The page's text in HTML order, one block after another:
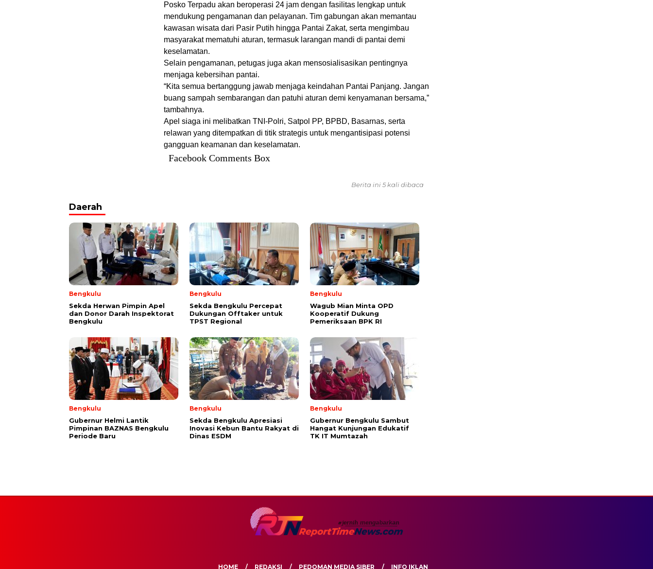
Posko Terpadu akan beroperasi 24 jam dengan fasilitas lengkap untuk
mendukung pengamanan dan pelayanan. Tim gabungan akan memantau
kawasan wisata dari Pasir Putih hingga Pantai Zakat, serta mengimbau
masyarakat mematuhi aturan, termasuk larangan mandi di pantai demi
keselamatan.
Selain pengamanan, petugas juga akan mensosialisasikan pentingnya
menjaga kebersihan pantai.
“Kita semua bertanggung jawab menjaga keindahan Pantai Panjang. Jangan
buang sampah sembarangan dan patuhi aturan demi kenyamanan bersama,”
tambahnya.
Apel siaga ini melibatkan TNI-Polri, Satpol PP, BPBD, Basarnas, serta
relawan yang ditempatkan di titik strategis untuk mengantisipasi potensi
gangguan keamanan dan keselamatan.
Facebook Comments Box
Berita ini 5 kali dibaca
Daerah
Bengkulu
Sekda Herwan Pimpin Apel
dan Donor Darah Inspektorat
Bengkulu
Bengkulu
Sekda Bengkulu Percepat
Dukungan Offtaker untuk
TPST Regional
Bengkulu
Wagub Mian Minta OPD
Kooperatif Dukung
Pemeriksaan BPK RI
Bengkulu
Gubernur Helmi Lantik
Pimpinan BAZNAS Bengkulu
Periode Baru
Bengkulu
Sekda Bengkulu Apresiasi
Inovasi Kebun Bantu Rakyat di
Dinas ESDM
Bengkulu
Gubernur Bengkulu Sambut
Hangat Kunjungan Edukatif
TK IT Mumtazah
HOME REDAKSI PEDOMAN MEDIA SIBER INFO IKLAN